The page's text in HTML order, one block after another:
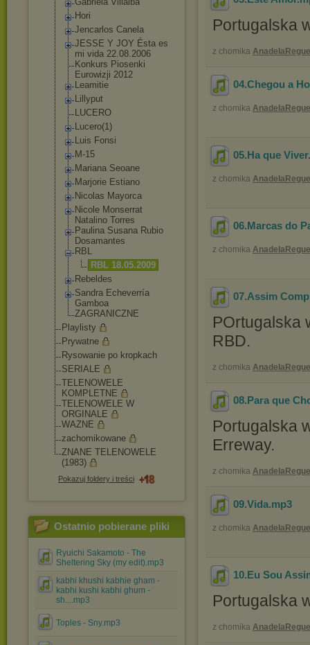
Hori
Jencarlos Canela
JESSE Y JOY Ésta es
mi vida 22.08.2006
Konkurs Piosenki
Eurowizji 2012
Leamitie
Lillyput
LUCERO
Lucero(1)
Luis Fonsi
M-15
Mariana Seoane
Marjorie Estiano
Nicolas Mayorca
Nicole Monserrat
Natalino Torres
Paulina Susana Rubio
Dosamantes
RBL
RBL 18.05.2009
Rebeldes
Sandra Echeverría
Gamboa
ZAGRANICZNE
Playlisty
Prywatne
Rysowanie po kropkach
SERIALE
TELENOWELE
KOMPLETNE
TELENOWELE W
ORGINALE
WAZNE
zachomikowane
ZNANE TELENOWELE
(1983)
Pokazuj foldery i treści
Ostatnio pobierane pliki
Ryuichi Sakamoto - The
Sheltering Sky (my edit).mp3
kabhi khushi kabhie gham -
kabhi kushi kabhi ghum -
sh....mp3
Toples - Sny.mp3
Portugalska
z chomika
04.Chegou a
z chomika
05.Ha que Viver
z chomika
06.Marcas do
z chomika
07.Assim
POrtugalska
RBD.
z chomika
08.Para que
Portugalska
Erreway.
z chomika
09.Vida.mp3
z chomika
10.Eu Sou
Portugalska
z chomika